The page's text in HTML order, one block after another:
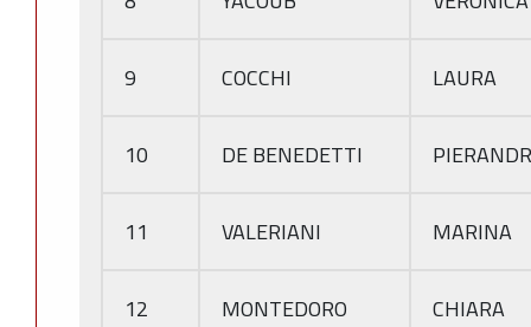
9 COCCHI LAURA
10 DE BENEDETTI
11 VALERIANI MARINA
12 MONTEDORO CHIARA